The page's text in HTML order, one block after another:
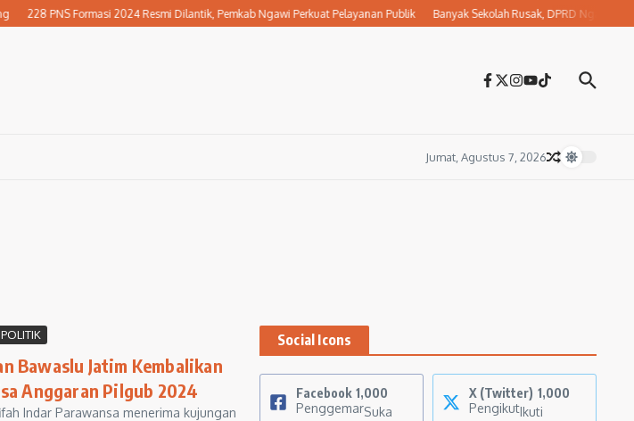
228 PNS Formasi 2024 Resmi Dilantik, Pemkab Ngawi Perkuat Pelayanan Publik Banyak Sekolah Rusak, DPRD Ngawi Desak
Jumat, Agustus 7, 2026
POLITIK
Bawaslu Jatim Kembalikan
Anggaran Pilgub 2024
Indar Parawansa menerima kujungan
Social Icons
Facebook 1,000
PenggemarSuka
X (Twitter) 1,000
PengikutIkuti